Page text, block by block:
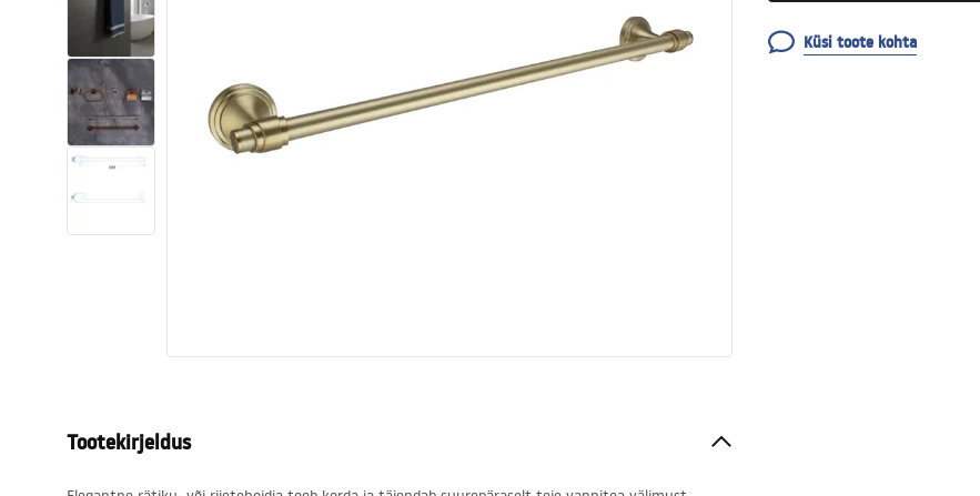
Tualettruumid
Vajub ära
Vannid ja ekraanid
Küsi toote kohta
Tootekirjeldus